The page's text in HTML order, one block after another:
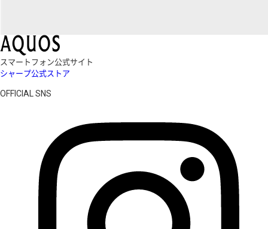
スマートフォン公式サイト
シャープ公式ストア
OFFICIAL SNS